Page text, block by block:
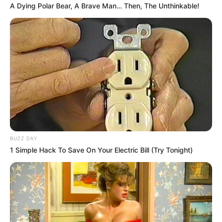
Quand il ne s’agit pas de sa famille, Catherine
ne rechigne sur rien. Donc oui elle va aller au
bout avec Eve. Elle va vraiment essayer
d’empêcher le mariage. Ce que je peux vous
dire, c’est qu’elle ne sera pas présente à la
cérémonie ce qui est déjà énorme. Elle va aller
au bout mais elle ne pourra malheureusement
pas empêcher le mariage. Muriel est très forte !
A Dying Polar Bear, A Brave Man… Then, The Unthinkable!
BUZZ DAY
1 Simple Hack To Save On Your Electric Bill (Try Tonight)